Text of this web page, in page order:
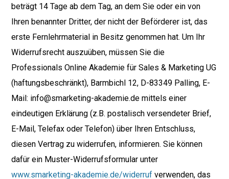
beträgt 14 Tage ab dem Tag, an dem Sie oder ein von
Ihren benannter Dritter, der nicht der Beförderer ist, das
erste Fernlehrmaterial in Besitz genommen hat. Um Ihr
Widerrufsrecht auszuüben, müssen Sie die
Professionals Online Akademie für Sales & Marketing UG
(haftungsbeschränkt), Barmbichl 12, D-83349 Palling, E-
Mail: info@smarketing-akademie.de mittels einer
eindeutigen Erklärung (z.B. postalisch versendeter Brief,
E-Mail, Telefax oder Telefon) über Ihren Entschluss,
diesen Vertrag zu widerrufen, informieren. Sie können
dafür ein Muster-Widerrufsformular unter
www.smarketing-akademie.de/widerruf verwenden, das